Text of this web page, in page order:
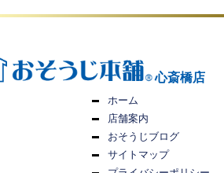
心斎橋店
ホーム
店舗案内
おそうじブログ
サイトマップ